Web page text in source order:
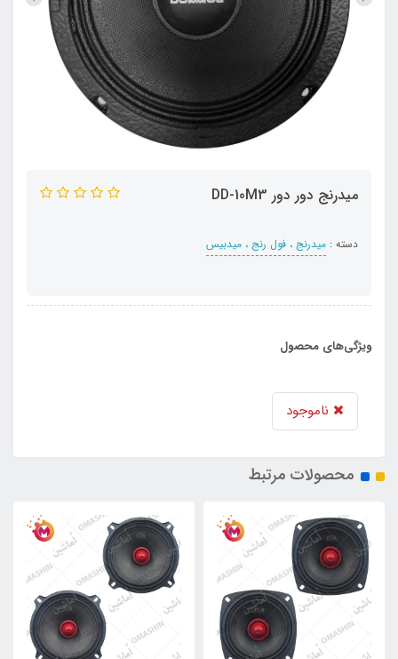
میدرنج دور دور DD-10M3
دسته : میدرنج ، فول رنج ، میدبیس
ویژگی‌های محصول
ناموجود
محصولات مرتبط